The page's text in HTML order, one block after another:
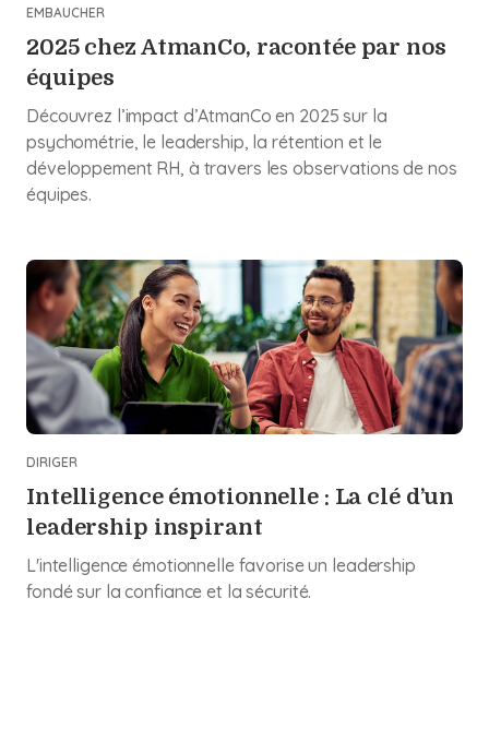
EMBAUCHER
2025 chez AtmanCo, racontée par nos
équipes
Découvrez l’impact d’AtmanCo en 2025 sur la
psychométrie, le leadership, la rétention et le
développement RH, à travers les observations de nos
équipes.
DIRIGER
Intelligence émotionnelle : La clé d’un
leadership inspirant
L'intelligence émotionnelle favorise un leadership
fondé sur la confiance et la sécurité.